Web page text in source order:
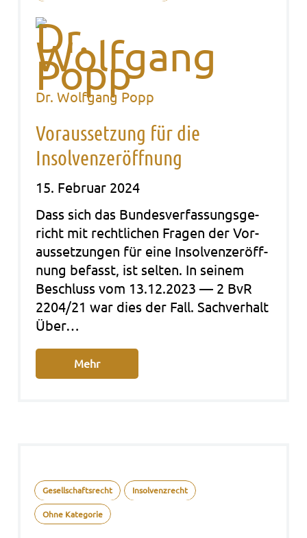
Dr. Wolfgang Popp
Voraussetzung für die
Insolvenzeröffnung
15. Februar 2024
Dass sich das Bun­des­ver­fas­sungs­ge­
richt mit recht­li­chen Fra­gen der Vor­
aus­set­zun­gen für eine Insol­venz­er­öff­
nung befasst, ist sel­ten. In sei­nem
Beschluss vom 13.12.2023 — 2 BvR
2204/21 war dies der Fall. Sach­ver­halt
Über…
Mehr
Gesellschaftsrecht Insolvenzrecht
Ohne Kategorie